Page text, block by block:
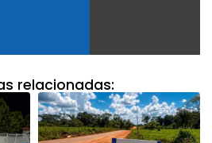
relacionadas: